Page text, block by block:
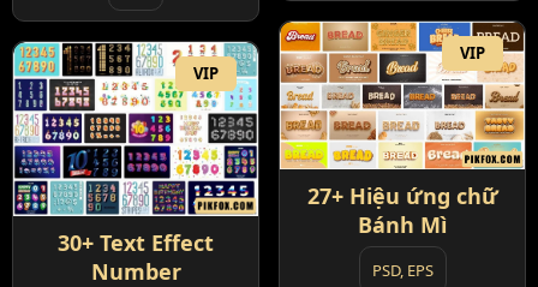
VIP
27+ Hiệu ứng chữ
Bánh Mì
PSD, EPS
VIP
30+ Text Effect
Number